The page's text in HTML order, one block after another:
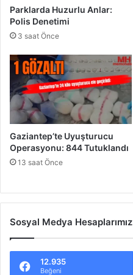
r
m
e
a
a
s
ğ
u
n
l
u
u
:
k
S
e
r
e
Parklarda Huzurlu Anlar:
Polis Denetimi
3 saat Önce
Gaziantep’te Uyuşturucu
Operasyonu: 844 Tutuklandı
13 saat Önce
Sosyal Medya Hesaplarımız
12.935
Beğeni